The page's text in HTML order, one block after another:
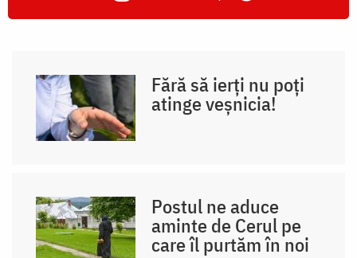
Fără să ierți nu poți
atinge veșnicia!
Postul ne aduce
aminte de Cerul pe
care îl purtăm în noi